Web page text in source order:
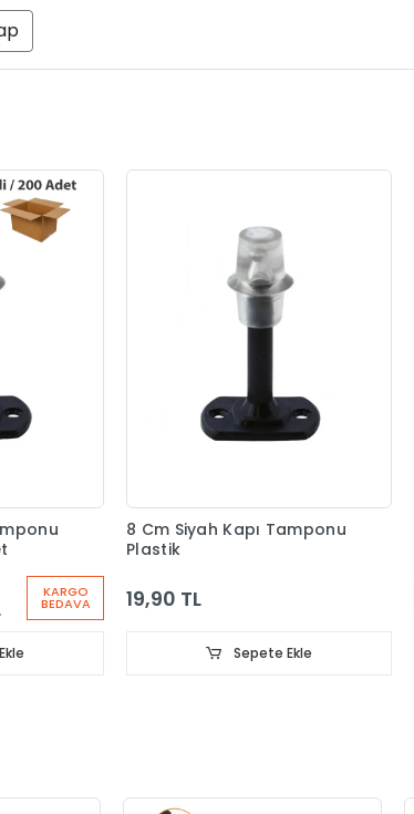
KARGO
BEDAVA
8 Cm Siyah Kapı Tamponu
Plastik
19,90 TL
Sepete Ekle